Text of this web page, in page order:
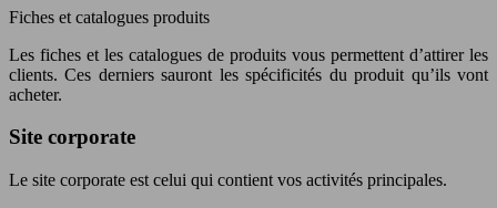
Fiches et catalogues produits
Les fiches et les catalogues de produits vous permettent d’attirer les
clients. Ces derniers sauront les spécificités du produit qu’ils vont
acheter.
Site corporate
Le site corporate est celui qui contient vos activités principales.